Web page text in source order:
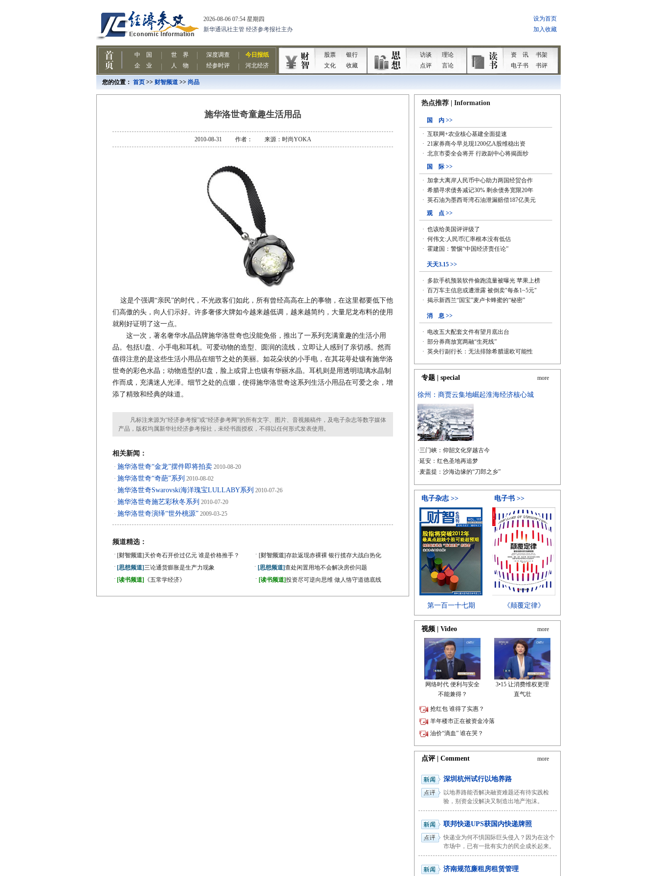
您的位置： 首页 >> 财智频道 >> 尚品
施华洛世奇童趣生活用品
2010-08-31 作者： 来源：时尚YOKA
这是个强调“亲民”的时代，不光政客们如此，所有曾经高高在上的事物，在这里都要低下他
们高傲的头，向人们示好。许多奢侈大牌如今越来越低调，越来越简约，大量尼龙布料的使用
就刚好证明了这一点。
这一次，著名奢华水晶品牌施华洛世奇也没能免俗，推出了一系列充满童趣的生活小用
品。包括U盘、小手电和耳机。可爱动物的造型、圆润的流线，立即让人感到了亲切感。然而
值得注意的是这些生活小用品在细节之处的美丽。如花朵状的小手电，在其花萼处镶有施华洛
世奇的彩色水晶；动物造型的U盘，脸上或背上也镶有华丽水晶。耳机则是用透明琉璃水晶制
作而成，充满迷人光泽。细节之处的点缀，使得施华洛世奇这系列生活小用品在可爱之余，增
添了精致和经典的味道。
凡标注来源为“经济参考报”或“经济参考网”的所有文字、图片、音视频稿件，及电子杂志等数字媒体
产品，版权均属新华社经济参考报社，未经书面授权，不得以任何形式发表使用。
相关新闻：
· 施华洛世奇“金龙”摆件即将拍卖 2010-08-20
· 施华洛世奇“奇葩”系列 2010-08-02
· 施华洛世奇Swarovski海洋瑰宝LULLABY系列 2010-07-26
· 施华洛世奇施艺彩秋冬系列 2010-07-20
· 施华洛世奇演绎“世外桃源” 2009-03-25
频道精选：
· [财智频道] 天价奇石开价过亿元 谁是价格推手？ · [财智频道]存款返现赤裸裸 银行揽存大战白热化
· [思想频道]三论通货膨胀是生产力现象 · [思想频道]查处闲置用地不会解决房价问题
· [读书频道] 《五常学经济》 · [读书频道]投资尽可逆向思维 做人恪守道德底线